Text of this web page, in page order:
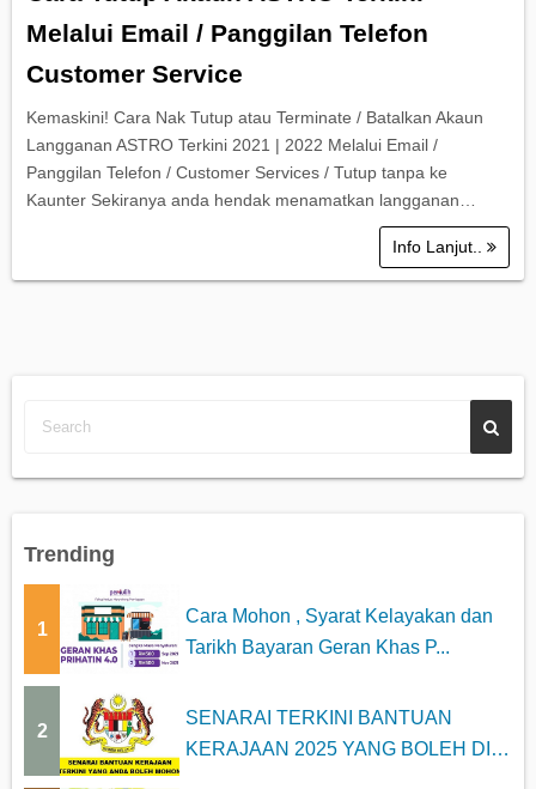
Melalui Email / Panggilan Telefon
Customer Service
Kemaskini! Cara Nak Tutup atau Terminate / Batalkan Akaun
Langganan ASTRO Terkini 2021 | 2022 Melalui Email /
Panggilan Telefon / Customer Services / Tutup tanpa ke
Kaunter Sekiranya anda hendak menamatkan langganan…
Info Lanjut..
Trending
1
Cara Mohon , Syarat Kelayakan dan
Tarikh Bayaran Geran Khas P...
2
SENARAI TERKINI BANTUAN
KERAJAAN 2025 YANG BOLEH DI